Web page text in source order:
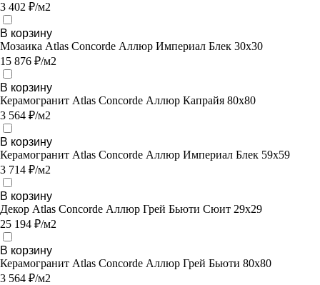
3 402 ₽/м2
В корзину
Мозаика Atlas Concorde Аллюр Империал Блек 30х30
15 876 ₽/м2
В корзину
Керамогранит Atlas Concorde Аллюр Капрайя 80х80
3 564 ₽/м2
В корзину
Керамогранит Atlas Concorde Аллюр Империал Блек 59x59
3 714 ₽/м2
В корзину
Декор Atlas Concorde Аллюр Грей Бьюти Сюит 29х29
25 194 ₽/м2
В корзину
Керамогранит Atlas Concorde Аллюр Грей Бьюти 80х80
3 564 ₽/м2